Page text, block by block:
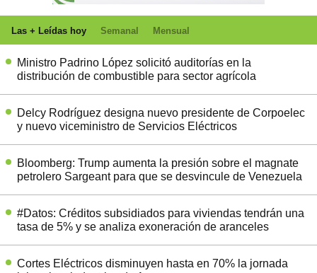
Las + Leídas hoy Semanal Mensual
Ministro Padrino López solicitó auditorías en la
distribución de combustible para sector agrícola
Delcy Rodríguez designa nuevo presidente de Corpoelec
y nuevo viceministro de Servicios Eléctricos
Bloomberg: Trump aumenta la presión sobre el magnate
petrolero Sargeant para que se desvincule de Venezuela
#Datos: Créditos subsidiados para viviendas tendrán una
tasa de 5% y se analiza exoneración de aranceles
Cortes Eléctricos disminuyen hasta en 70% la jornada